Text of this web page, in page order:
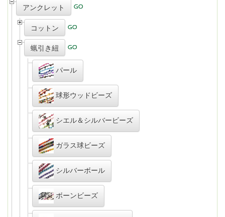
アンクレット
コットン
蝋引き紐
パール
球形ウッドビーズ
シエル＆シルバービーズ
ガラス球ビーズ
シルバーボール
ボーンビーズ